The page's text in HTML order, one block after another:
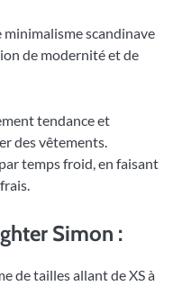
minimalisme scandinave
de modernité et de
tendance et
des vêtements.
temps froid, en faisant
Simon :
de tailles allant de XS à